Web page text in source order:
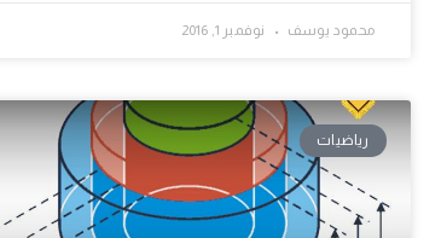
محمود يوسف نوفمبر 1, 2016
رياضيات